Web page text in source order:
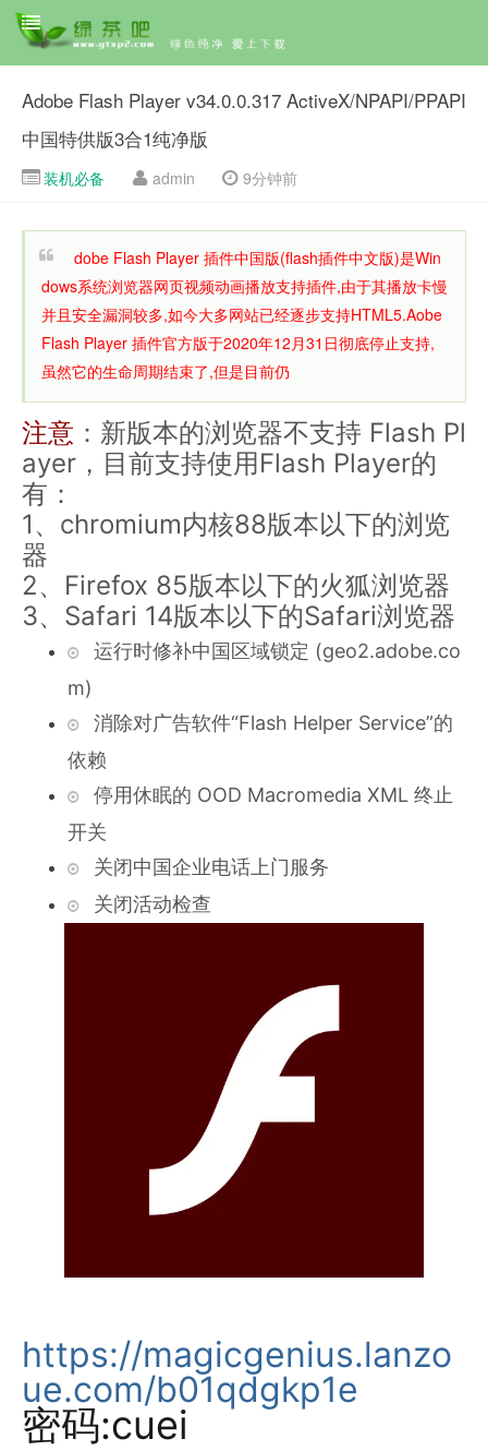
Adobe Flash Player v34.0.0.317 ActiveX/NPAPI/PPAPI
中国特供版3合1纯净版
装机必备 admin 9分钟前
dobe Flash Player 插件中国版(flash插件中文版)是Win
dows系统浏览器网页视频动画播放支持插件,由于其播放卡慢
并且安全漏洞较多,如今大多网站已经逐步支持HTML5.Aobe
Flash Player 插件官方版于2020年12月31日彻底停止支持,
虽然它的生命周期结束了,但是目前仍
注意 ：新版本的浏览器不支持 Flash Pl
ayer，目前支持使用Flash Player的
有：
1、chromium内核88版本以下的浏览
器
2、Firefox 85版本以下的火狐浏览器
3、Safari 14版本以下的Safari浏览器
运行时修补中国区域锁定 (geo2.adobe.co
m)
消除对广告软件“Flash Helper Service”的
依赖
停用休眠的 OOD Macromedia XML 终止
开关
关闭中国企业电话上门服务
关闭活动检查
https://magicgenius.lanzo
ue.com/b01qdgkp1e
密码:cuei